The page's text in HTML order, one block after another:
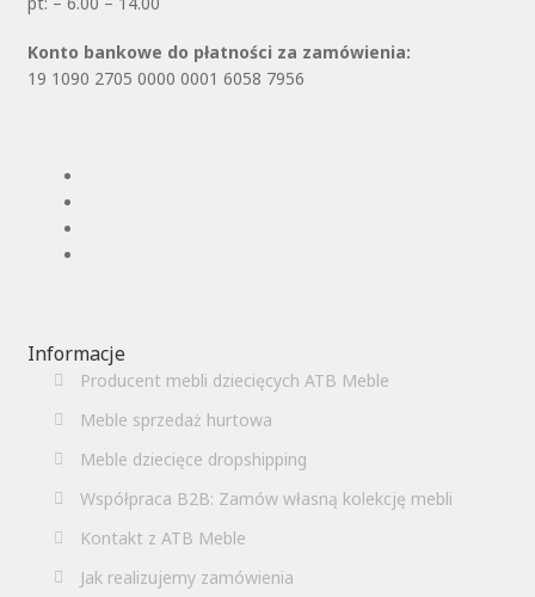
Konto bankowe do płatności za zamówienia:
19 1090 2705 0000 0001 6058 7956
Informacje
Producent mebli dziecięcych ATB Meble
Meble sprzedaż hurtowa
Meble dziecięce dropshipping
Współpraca B2B: Zamów własną kolekcję mebli
Kontakt z ATB Meble
Jak realizujemy zamówienia